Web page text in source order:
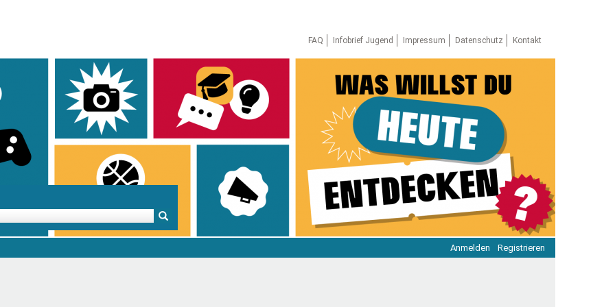
FAQ
Infobrief Jugend Impressum Datenschutz Kontakt
Anmelden Registrieren